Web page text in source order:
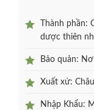
Thành
dược thiên
Bảo quản:
Xuất xứ:
Nhập Khẩu: